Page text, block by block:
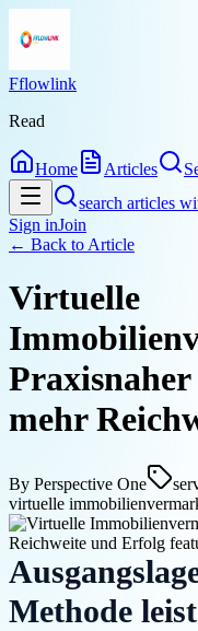
Fflowlink
Read
Home Articles
search articles
Sign inJoin
← Back to Article
Virtuelle
mehr
By Perspective One
virtuelle
Methode